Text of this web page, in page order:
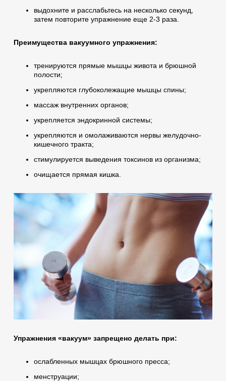
выдохните и расслабьтесь на несколько секунд,
затем повторите упражнение еще 2-3 раза.
Преимущества вакуумного упражнения:
тренируются прямые мышцы живота и брюшной
полости;
укрепляются глубоколежащие мышцы спины;
массаж внутренних органов;
укрепляется эндокринной системы;
укрепляются и омолаживаются нервы желудочно-
кишечного тракта;
стимулируется выведения токсинов из организма;
очищается прямая кишка.
Упражнения «вакуум» запрещено делать при:
ослабленных мышцах брюшного пресса;
менструации;